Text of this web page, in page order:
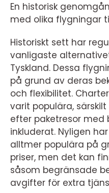
En historisk
med olika flygningar
Historiskt sett har
vanligaste
Tyskland. Dessa
på grund av deras
och flexibilitet.
varit populära,
efter paketresor
inkluderat. Nyligen
alltmer populära på
priser, men det kan
såsom begränsade
avgifter för extra